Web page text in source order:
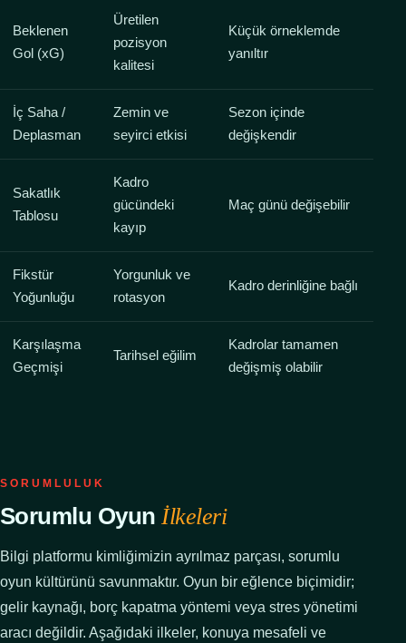
Beklenen
Gol (xG)
Üretilen
pozisyon
kalitesi
Küçük örneklemde
yanıltır
İç Saha /
Deplasman
Zemin ve
seyirci etkisi
Sezon içinde
değişkendir
Sakatlık
Tablosu
Kadro
gücündeki
kayıp
Maç günü değişebilir
Fikstür
Yoğunluğu
Yorgunluk ve
rotasyon
Kadro derinliğine bağlı
Karşılaşma
Geçmişi
Tarihsel eğilim
Kadrolar tamamen
değişmiş olabilir
SORUMLULUK
Sorumlu Oyunİlkeleri
Bilgi platformu kimliğimizin ayrılmaz parçası, sorumlu
oyun kültürünü savunmaktır. Oyun bir eğlence biçimidir;
gelir kaynağı, borç kapatma yöntemi veya stres yönetimi
aracı değildir. Aşağıdaki ilkeler, konuya mesafeli ve